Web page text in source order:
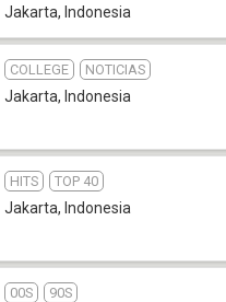
Jakarta, Indonesia
COLLEGE NOTICIAS
Jakarta, Indonesia
HITS TOP 40
Jakarta, Indonesia
00S
90S